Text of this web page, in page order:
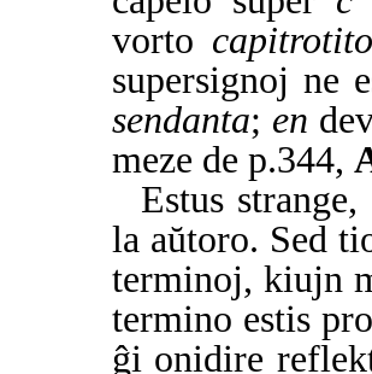
vorto
supersignoj ne
sendanta; en
meze de p.344,
Estus
la aŭtoro. Sed
terminoj, kiujn
termino estis
ĝi onidire